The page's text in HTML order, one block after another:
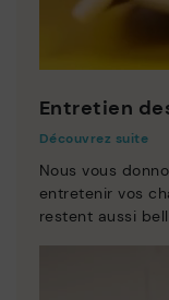
Entretien
Découvrez suite
Nous vous
entretenir vos
restent aussi